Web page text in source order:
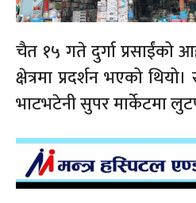
चैत १५ गते दुर्गा प्रसाईंको
क्षेत्रमा प्रदर्शन भएको
भाटभटेनी सुपर मार्केटमा